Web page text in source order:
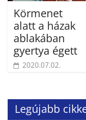
Körmenet
alatt a házak
ablakában
gyertya égett
2020.07.02.
Legújabb